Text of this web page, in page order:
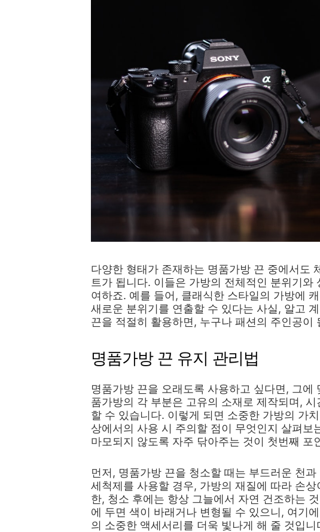
다양한 형태가 존재하는 명품가방 끈 중에서도
트가 됩니다. 이들은 가방의 전체적인 분위기
여하죠. 예를 들어, 클래식한 스타일의 가방에
새로운 분위기를 연출할 수 있다는 사실, 알고
끈을 적절히 활용하면, 누구나 패션의 주인공이
명품가방 끈 유지 관리법
명품가방 끈을 오래도록 사용하고 싶다면, 그에
품가방의 각 부분은 고유의 소재로 제작되며,
할 수 있습니다. 이렇게 되면 소중한 가방의 가
상에서의 사용 시 주의할 점이 무엇인지 살펴
마모되지 않도록 자주 닦아주는 것이 첫번째 포
먼저, 명품가방 끈을 청소할 때는 부드러운 천
세척제를 사용할 경우, 가방의 재질에 따라 손
한, 청소 후에는 항상 그늘에서 자연 건조하는
에 두면 색이 바래거나 변형될 수 있으니, 여기
의 소중한 액세서리를 더욱 빛나게 해 줄 것입니